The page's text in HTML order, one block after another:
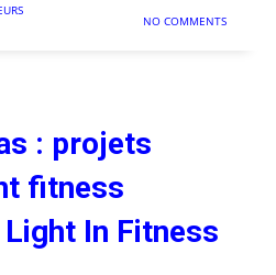
NO COMMENTS
: projets
fitness
In Fitness